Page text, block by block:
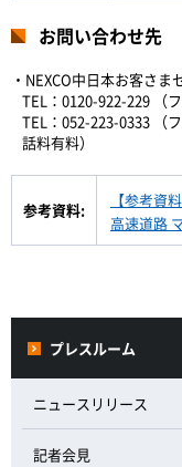
お問い合わせ先
・NEXCO中日本お客さま
TEL：0120-922-229 （
TEL：052-223-0333 （
話料有料）
参考資料:
【参考資
高速道路
プレスルーム
ニュースリリース
記者会見